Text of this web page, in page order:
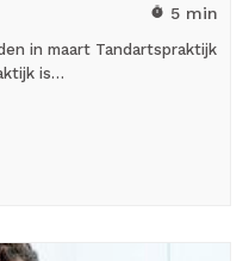
timer 5 min
in maart Tandartspraktijk
is…